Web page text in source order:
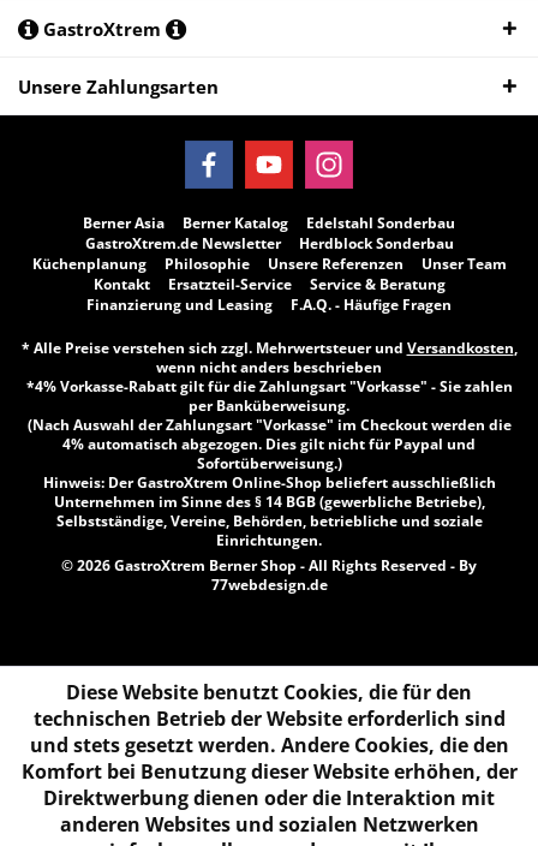
GastroXtrem
Unsere Zahlungsarten
Berner Asia Berner Katalog
Edelstahl Sonderbau
GastroXtrem.de Newsletter
Herdblock Sonderbau
Küchenplanung
Philosophie Unsere Referenzen
Unser Team
Kontakt
Ersatzteil-Service
Service & Beratung
Finanzierung und Leasing
F.A.Q. - Häufige Fragen
* Alle Preise verstehen sich zzgl. Mehrwertsteuer und Versandkosten,
wenn nicht anders beschrieben
*4% Vorkasse-Rabatt gilt für die Zahlungsart "Vorkasse" - Sie zahlen
per Banküberweisung.
(Nach Auswahl der Zahlungsart "Vorkasse" im Checkout werden die
4% automatisch abgezogen. Dies gilt nicht für Paypal und
Sofortüberweisung.)
Hinweis: Der GastroXtrem Online-Shop beliefert ausschließlich
Unternehmen im Sinne des § 14 BGB (gewerbliche Betriebe),
Selbstständige, Vereine, Behörden, betriebliche und soziale
Einrichtungen.
© 2026 GastroXtrem Berner Shop - All Rights Reserved - By
77webdesign.de
Diese Website benutzt Cookies, die für den
technischen Betrieb der Website erforderlich sind
und stets gesetzt werden. Andere Cookies, die den
Komfort bei Benutzung dieser Website erhöhen, der
Direktwerbung dienen oder die Interaktion mit
anderen Websites und sozialen Netzwerken